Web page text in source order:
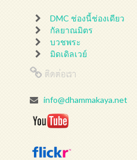
DMC ช่องนี้ช่องเดียว
กัลยาณมิตร
บวชพระ
มิดเดิลเวย์
ติดต่อเรา
info@dhammakaya.net